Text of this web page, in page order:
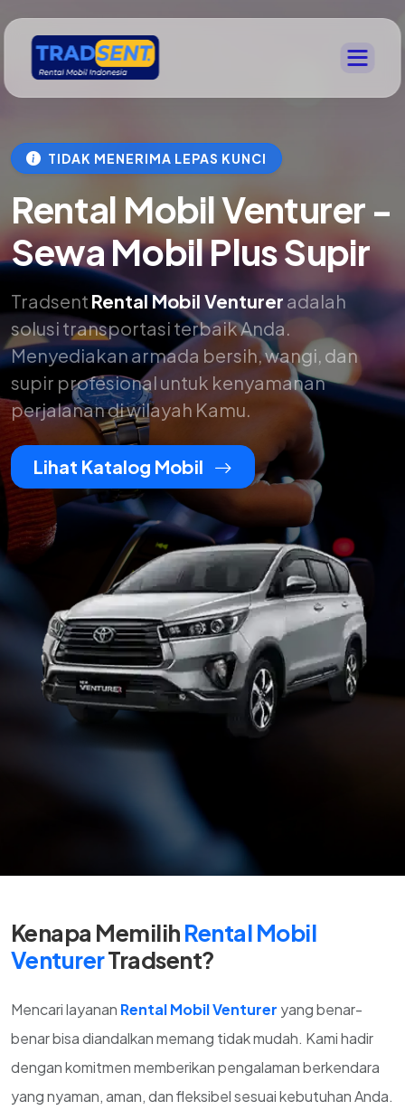
TIDAK MENERIMA LEPAS KUNCI
Rental Mobil Venturer -
Sewa Mobil Plus Supir
Tradsent Rental Mobil Venturer adalah
solusi transportasi terbaik Anda.
Menyediakan armada bersih, wangi, dan
supir profesional untuk kenyamanan
perjalanan di wilayah Kamu.
Lihat Katalog Mobil
Kenapa MemilihRental Mobil
VenturerTradsent?
Mencari layanan Rental Mobil Venturer yang benar-
benar bisa diandalkan memang tidak mudah. Kami hadir
dengan komitmen memberikan pengalaman berkendara
yang nyaman, aman, dan fleksibel sesuai kebutuhan Anda.